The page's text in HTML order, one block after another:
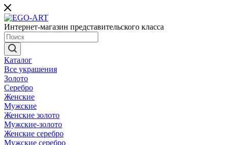
Интернет-магазин представительского класса
Каталог
Все украшения
Золото
Серебро
Женские
Мужские
Женские золото
Мужские-золото
Женские серебро
Мужские серебро